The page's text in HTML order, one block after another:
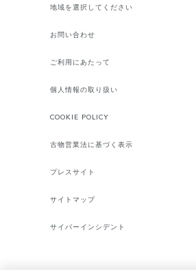
地域を選択してください​
お問い合わせ
ご利用にあたって
個人情報の取り扱い
COOKIE POLICY
古物営業法に基づく表示
プレスサイト
サイトマップ
サイバーインシデント